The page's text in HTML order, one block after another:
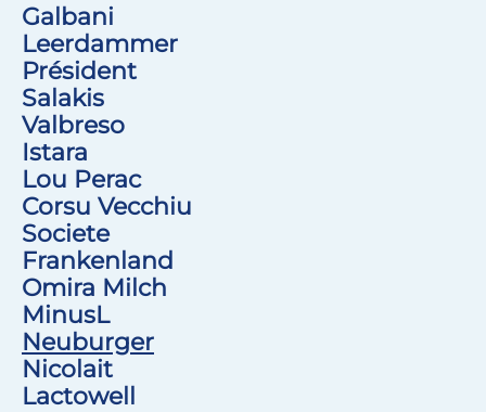
Galbani
Leerdammer
Président
Salakis
Valbreso
Istara
Lou Perac
Corsu Vecchiu
Societe
Frankenland
Omira Milch
MinusL
Neuburger
Nicolait
Lactowell